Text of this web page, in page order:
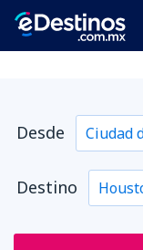
Desde
Destino